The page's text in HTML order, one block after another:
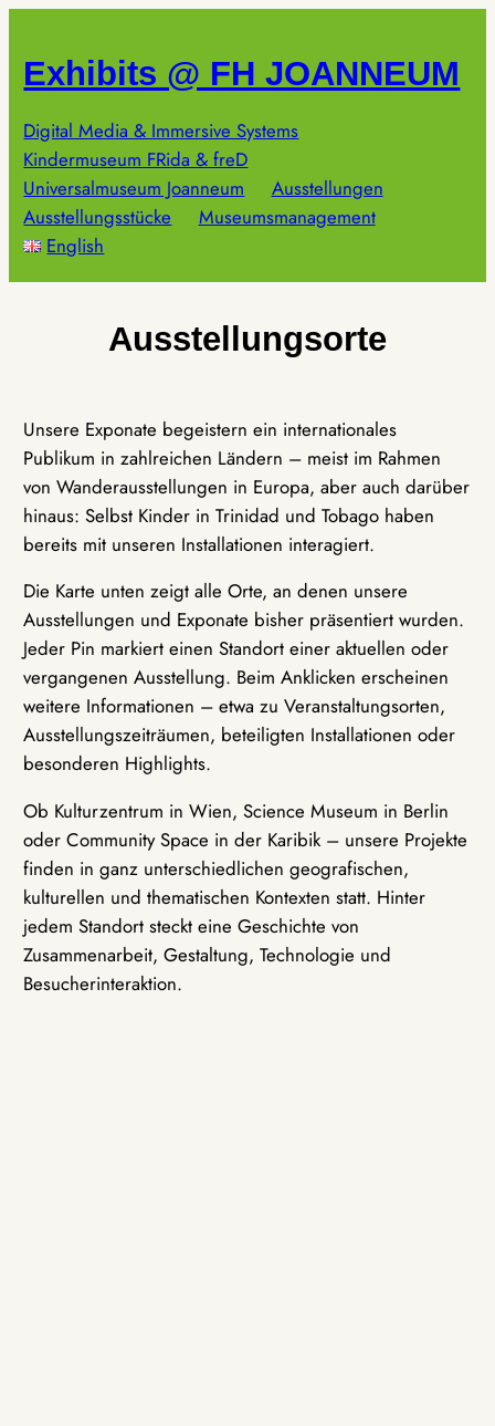
springen
Exhibits @ FH JOANNEUM
Digital Media & Immersive Systems
Kindermuseum FRida & freD
Universalmuseum Joanneum
Ausstellungen
Ausstellungsstücke
Museumsmanagement
English
Ausstellungsorte
Unsere Exponate begeistern ein internationales
Publikum in zahlreichen Ländern – meist im Rahmen
von Wanderausstellungen in Europa, aber auch darüber
hinaus: Selbst Kinder in Trinidad und Tobago haben
bereits mit unseren Installationen interagiert.
Die Karte unten zeigt alle Orte, an denen unsere
Ausstellungen und Exponate bisher präsentiert wurden.
Jeder Pin markiert einen Standort einer aktuellen oder
vergangenen Ausstellung. Beim Anklicken erscheinen
weitere Informationen – etwa zu Veranstaltungsorten,
Ausstellungszeiträumen, beteiligten Installationen oder
besonderen Highlights.
Ob Kulturzentrum in Wien, Science Museum in Berlin
oder Community Space in der Karibik – unsere Projekte
finden in ganz unterschiedlichen geografischen,
kulturellen und thematischen Kontexten statt. Hinter
jedem Standort steckt eine Geschichte von
Zusammenarbeit, Gestaltung, Technologie und
Besucherinteraktion.